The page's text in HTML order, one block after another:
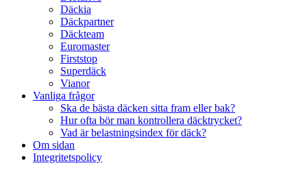
Däckia
Däckpartner
Däckteam
Euromaster
Firststop
Superdäck
Vianor
Vanliga frågor
Ska de bästa däcken sitta fram eller bak?
Hur ofta bör man kontrollera däcktrycket?
Vad är belastningsindex för däck?
Om sidan
Integritetspolicy